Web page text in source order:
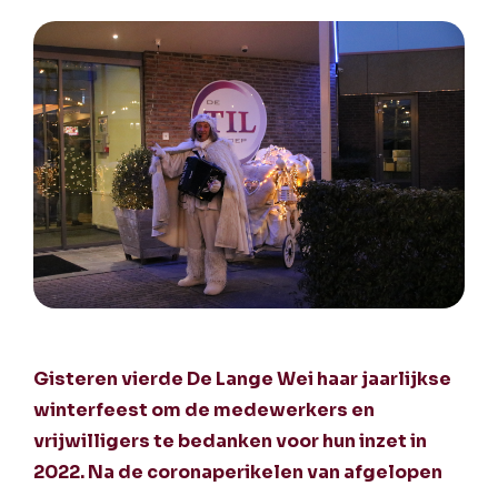
Gisteren vierde De Lange Wei haar jaarlijkse
winterfeest om de medewerkers en
vrijwilligers te bedanken voor hun inzet in
2022. Na de coronaperikelen van afgelopen